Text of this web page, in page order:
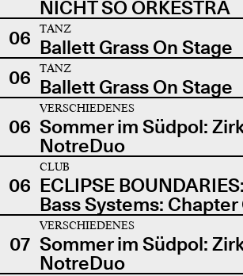
NICHT SO ORKESTRA
06
TANZ
Ballett Grass On Stage
06
TANZ
Ballett Grass On Stage
06
VERSCHIEDENES
Sommer im Südpol:
NotreDuo
06
CLUB
ECLIPSE
Bass Systems: Chapter
07
VERSCHIEDENES
Sommer im Südpol:
NotreDuo